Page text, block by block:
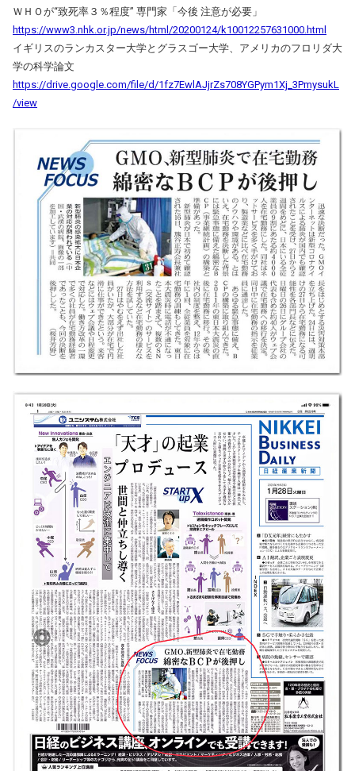
ＷＨＯが“致死率３％程度” 専門家「今後 注意が必要」
https://www3.nhk.or.jp/news/html/20200124/k10012257631000.html
イギリスのランカスター大学とグラスゴー大学、アメリカのフロリダ大
学の科学論文
https://drive.google.com/file/d/1fz7EwlAJjrZs708YGPym1Xj_3PmysukL
/view